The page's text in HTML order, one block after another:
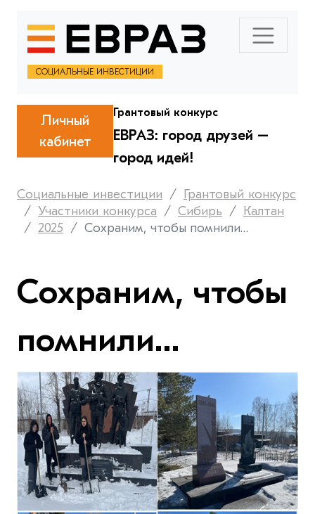
СОЦИАЛЬНЫЕ ИНВЕСТИЦИИ
Личный
кабинет
Грантовый конкурс
ЕВРАЗ: город друзей –
город идей!
Социальные инвестиции
Грантовый конкурс
Участники конкурса
Сибирь
Калтан
2025
Сохраним, чтобы помнили…
Сохраним, чтобы
помнили…